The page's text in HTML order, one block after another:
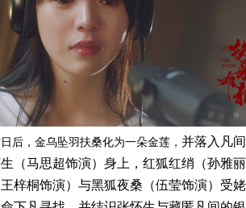
后，金乌坠羽扶桑化为一朵金莲， 并落入凡间
（马思超饰演）身上，红狐红绡（孙雅丽
梓桐饰演）与黑狐夜桑（伍莹饰演）受姥